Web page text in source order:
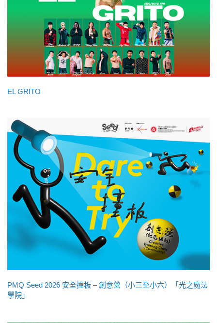
EL GRITO
PMQ Seed 2026 安全撞板 – 創意營（小三至小六）「光之魔法
學院」